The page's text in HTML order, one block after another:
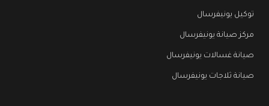
توكيل يونيفرسال
مركز صيانة يونيفرسال
صيانة غسالات يونيفرسال
صيانة ثلاجات يونيفرسال